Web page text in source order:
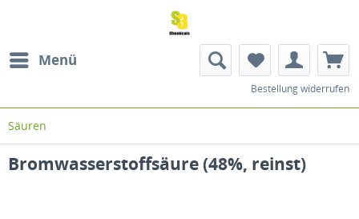
Menü
Bestellung widerrufen
Säuren
Bromwasserstoffsäure (48%, reinst)